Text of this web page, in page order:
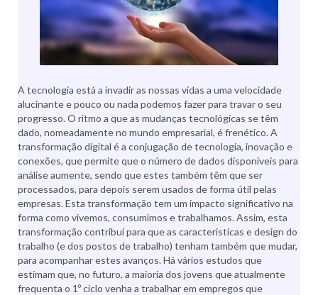
A tecnologia está a invadir as nossas vidas a uma velocidade
alucinante e pouco ou nada podemos fazer para travar o seu
progresso. O ritmo a que as mudanças tecnológicas se têm
dado, nomeadamente no mundo empresarial, é frenético. A
transformação digital é a conjugação de tecnologia, inovação e
conexões, que permite que o número de dados disponíveis para
análise aumente, sendo que estes também têm que ser
processados, para depois serem usados de forma útil pelas
empresas. Esta transformação tem um impacto significativo na
forma como vivemos, consumimos e trabalhamos. Assim, esta
transformação contribui para que as características e design do
trabalho (e dos postos de trabalho) tenham também que mudar,
para acompanhar estes avanços. Há vários estudos que
estimam que, no futuro, a maioria dos jovens que atualmente
frequenta o 1º ciclo venha a trabalhar em empregos que